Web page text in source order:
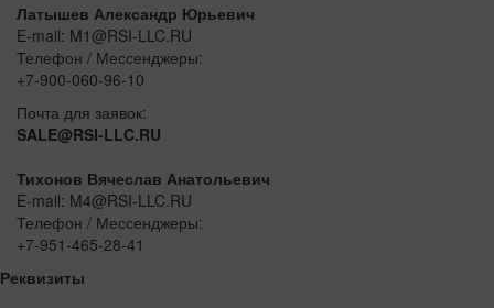
Латышев Александр Юрьевич
E-mail: M1@RSI-LLC.RU
Телефон / Мессенджеры:
+7-900-060-96-10
Почта для заявок:
SALE@RSI-LLC.RU
Тихонов Вячеслав Анатольевич
E-mail: M4@RSI-LLC.RU
Телефон / Мессенджеры:
+7-951-465-28-41
Реквизиты